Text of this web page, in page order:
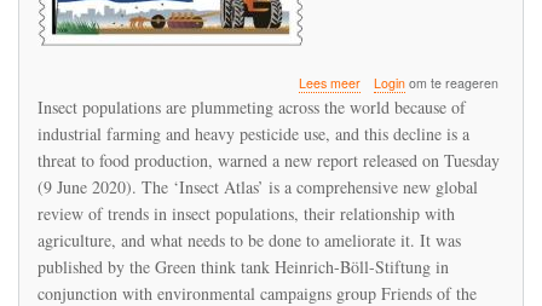
Lees meerover
Industrial
linked
to
insect
says
new
report
Loginom te reageren
Insect populations are plummeting across the world because of
industrial farming and heavy pesticide use, and this decline is a
threat to food production, warned a new report released on Tuesday
(9 June 2020). The ‘Insect Atlas’ is a comprehensive new global
review of trends in insect populations, their relationship with
agriculture, and what needs to be done to ameliorate it. It was
published by the Green think tank Heinrich-Böll-Stiftung in
conjunction with environmental campaigns group Friends of the